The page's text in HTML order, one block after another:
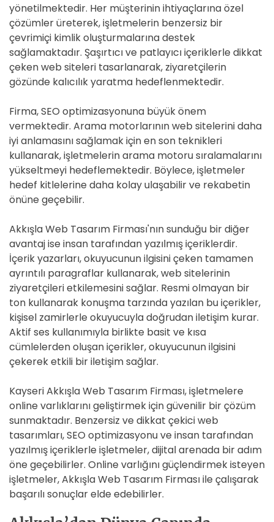
yönetilmektedir. Her müşterinin ihtiyaçlarına özel
çözümler üreterek, işletmelerin benzersiz bir
çevrimiçi kimlik oluşturmalarına destek
sağlamaktadır. Şaşırtıcı ve patlayıcı içeriklerle dikkat
çeken web siteleri tasarlanarak, ziyaretçilerin
gözünde kalıcılık yaratma hedeflenmektedir.
Firma, SEO optimizasyonuna büyük önem
vermektedir. Arama motorlarının web sitelerini daha
iyi anlamasını sağlamak için en son teknikleri
kullanarak, işletmelerin arama motoru sıralamalarını
yükseltmeyi hedeflemektedir. Böylece, işletmeler
hedef kitlelerine daha kolay ulaşabilir ve rekabetin
önüne geçebilir.
Akkışla Web Tasarım Firması'nın sunduğu bir diğer
avantaj ise insan tarafından yazılmış içeriklerdir.
İçerik yazarları, okuyucunun ilgisini çeken tamamen
ayrıntılı paragraflar kullanarak, web sitelerinin
ziyaretçileri etkilemesini sağlar. Resmi olmayan bir
ton kullanarak konuşma tarzında yazılan bu içerikler,
kişisel zamirlerle okuyucuyla doğrudan iletişim kurar.
Aktif ses kullanımıyla birlikte basit ve kısa
cümlelerden oluşan içerikler, okuyucunun ilgisini
çekerek etkili bir iletişim sağlar.
Kayseri Akkışla Web Tasarım Firması, işletmelere
online varlıklarını geliştirmek için güvenilir bir çözüm
sunmaktadır. Benzersiz ve dikkat çekici web
tasarımları, SEO optimizasyonu ve insan tarafından
yazılmış içeriklerle işletmeler, dijital arenada bir adım
öne geçebilirler. Online varlığını güçlendirmek isteyen
işletmeler, Akkışla Web Tasarım Firması ile çalışarak
başarılı sonuçlar elde edebilirler.